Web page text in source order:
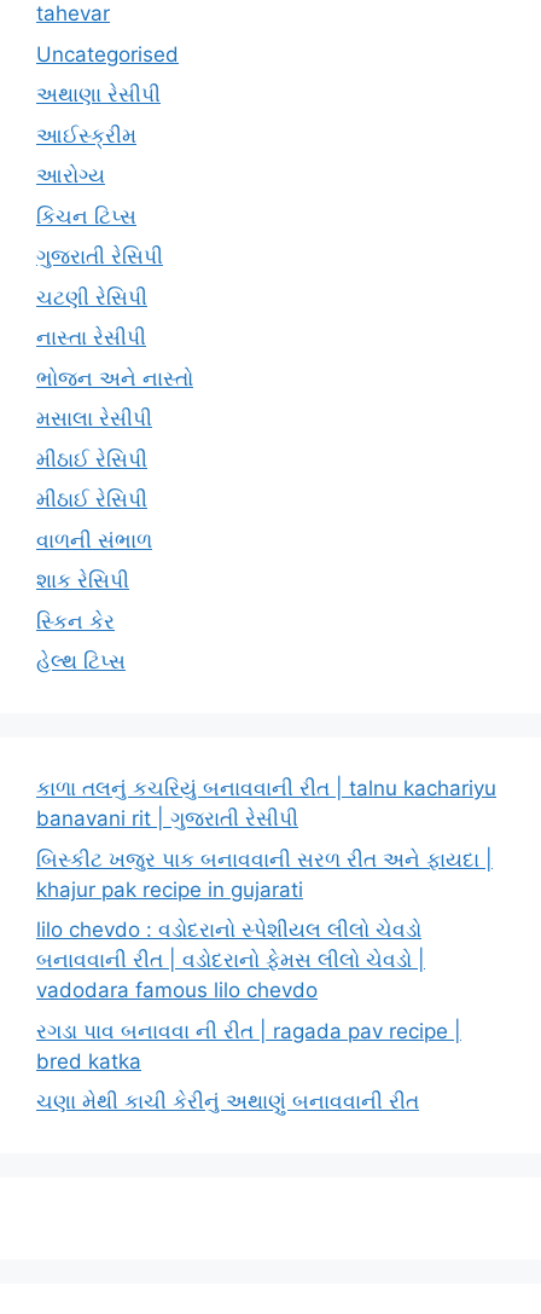
tahevar
Uncategorised
અથાણા રેસીપી
આઈસ્ક્રીમ
આરોગ્ય
કિચન ટિપ્સ
ગુજરાતી રેસિપી
ચટણી રેસિપી
નાસ્તા રેસીપી
ભોજન અને નાસ્તો
મસાલા રેસીપી
મીઠાઈ રેસિપી
મીઠાઈ રેસિપી
વાળની સંભાળ
શાક રેસિપી
સ્કિન કેર
હેલ્થ ટિપ્સ
કાળા તલનું કચરિયું બનાવવાની રીત | talnu kachariyu
banavani rit | ગુજરાતી રેસીપી
બિસ્કીટ ખજુર પાક બનાવવાની સરળ રીત અને ફાયદા |
khajur pak recipe in gujarati
lilo chevdo : વડોદરાનો સ્પેશીયલ લીલો ચેવડો
બનાવવાની રીત | વડોદરાનો ફેમસ લીલો ચેવડો |
vadodara famous lilo chevdo
રગડા પાવ બનાવવા ની રીત | ragada pav recipe |
bred katka
ચણા મેથી કાચી કેરીનું અથાણું બનાવવાની રીત